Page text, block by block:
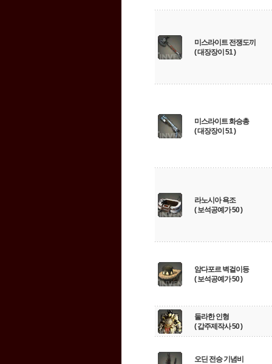
미스라이트 전쟁도끼
( 대장장이 51 )
미스라이트 화승총
( 대장장이 51 )
라노시아 욕조
( 보석공예가 50 )
암다포르 벽걸이등
( 보석공예가 50 )
둘라한 인형
( 갑주제작사 50 )
오딘 전승 기념비